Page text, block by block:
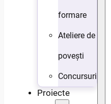
formare
Ateliere de
povești
Concursuri
Proiecte